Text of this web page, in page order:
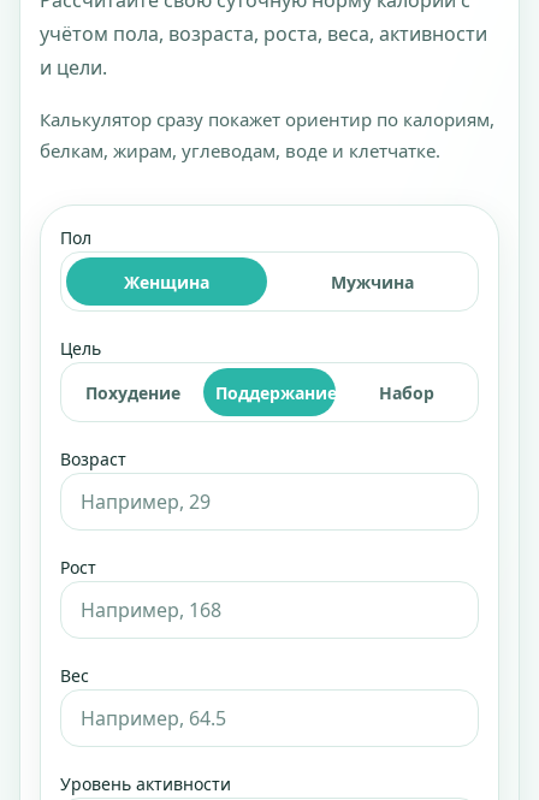
учётом пола, возраста, роста, веса, активности
и цели.
Калькулятор сразу покажет ориентир по калориям,
белкам, жирам, углеводам, воде и клетчатке.
Пол
Женщина
Мужчина
Цель
Похудение
Поддержание Набор
Возраст
Рост
Вес
Уровень активности